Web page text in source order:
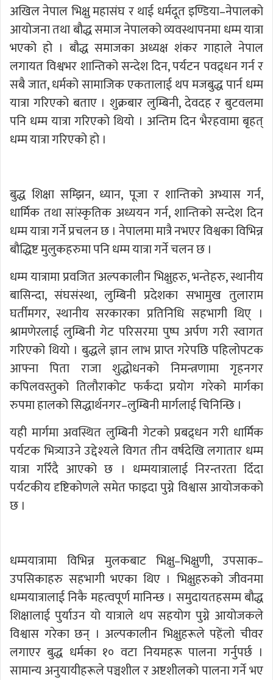
अखिल नेपाल भिक्षु महासंघ र थाई धर्मदूत इण्डिया–नेपालको
आयोजना तथा बौद्ध समाज नेपालको व्यवस्थापनमा धम्म यात्रा
भएको हो । बौद्ध समाजका अध्यक्ष शंकर गाहाले नेपाल
लगायत विश्वभर शान्तिको सन्देश दिन, पर्यटन पवद्र्धन गर्न र
सबै जात, धर्मको सामाजिक एकतालाई थप मजबुद्ध पार्न धम्म
यात्रा गरिएको बताए । शुक्रबार लुम्बिनी, देवदह र बुटवलमा
पनि धम्म यात्रा गरिएको थियो । अन्तिम दिन भैरहवामा बृहत्
धम्म यात्रा गरिएको हो ।
बुद्ध शिक्षा सम्झिन, ध्यान, पूजा र शान्तिको अभ्यास गर्न,
धार्मिक तथा सांस्कृतिक अध्ययन गर्न, शान्तिको सन्देश दिन
धम्म यात्रा गर्ने प्रचलन छ । नेपालमा मात्रै नभएर विश्वका विभिन्न
बौद्धिष्ट मुलुकहरुमा पनि धम्म यात्रा गर्ने चलन छ ।
धम्म यात्रामा प्रवजित अल्पकालीन भिक्षुहरु, भन्तेहरु, स्थानीय
बासिन्दा, संघसंस्था, लुम्बिनी प्रदेशका सभामुख तुलाराम
घर्तीमगर, स्थानीय सरकारका प्रतिनिधि सहभागी थिए् ।
श्रामणेरलाई लुम्बिनी गेट परिसरमा पुष्प अर्पण गरी स्वागत
गरिएको थियो । बुद्धले ज्ञान लाभ प्राप्त गरेपछि पहिलोपटक
आफ्ना पिता राजा शुद्धोधनको निमन्त्रणामा गृहनगर
कपिलवस्तुको तिलौराकोट फर्कंदा प्रयोग गरेको मार्गका
रुपमा हालको सिद्धार्थनगर–लुम्बिनी मार्गलाई चिनिन्छि ।
यही मार्गमा अवस्थित लुम्बिनी गेटको प्रबद्र्धन गरी धार्मिक
पर्यटक भित्र्याउने उद्देश्यले विगत तीन वर्षदेखि लगातार धम्म
यात्रा गरिँदै आएको छ । धम्मयात्रालाई निरन्तरता दिँदा
पर्यटकीय दृष्टिकोणले समेत फाइदा पुग्ने विश्वास आयोजकको
छ ।
धम्मयात्रामा विभिन्न मुलकबाट भिक्षु–भिक्षुणी, उपसाक–
उपसिकाहरु सहभागी भएका थिए । भिक्षुहरुको जीवनमा
धम्मयात्रालाई निकै महत्वपूर्ण मानिन्छ । समुदायतहसम्म बौद्ध
शिक्षालाई पुर्याउन यो यात्राले थप सहयोग पुग्ने आयोजकले
विश्वास गरेका छन् । अल्पकालीन भिक्षुहरूले पहेंलो चीवर
लगाएर बुद्ध धर्मका १० वटा नियमहरू पालना गर्नुपर्छ ।
सामान्य अनुयायीहरूले पञ्चशील र अष्टशीलको पालना गर्ने भए